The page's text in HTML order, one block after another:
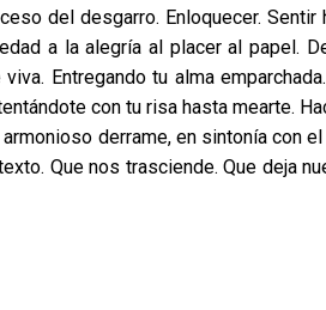
del desgarro. Enloquecer. Sentir
a la alegría al placer al papel.
Entregando tu alma
con tu risa hasta mearte.
derrame, en sintonía con
Que nos trasciende. Que deja